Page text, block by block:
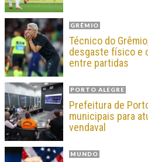
GRÊMIO
Técnico do
desgaste físico e
entre partidas
PORTO ALEGRE
Prefeitura de
municipais para
vendaval
MUNDO